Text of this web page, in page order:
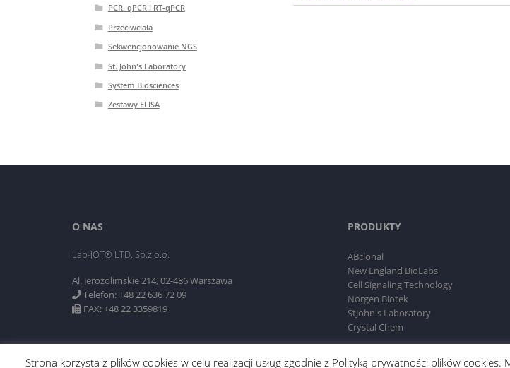
PCR. qPCR i RT-qPCR
Przeciwciała
Sekwencjonowanie NGS
St. John's Laboratory
System Biosciences
Zestawy ELISA
O NAS
Lab-JOT® LTD. Sp.z o.o.
Al. Jerozolimskie 214, 02-486 Warszawa
Telefon: +48 22 636 72 09
FAX: +48 22 3359819
PRODUKTY
ABclonal
New England BioLabs
Cell Signaling Technology
Norgen Biotek
StJohn's Laboratory
Crystal Chem
Strona korzysta z plików cookies w celu realizacji usług zgodnie z Polityką prywatności plików